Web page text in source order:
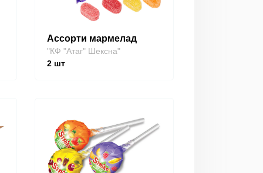
Ассорти мармелад
"КФ "Атаг" Шексна"
2шт